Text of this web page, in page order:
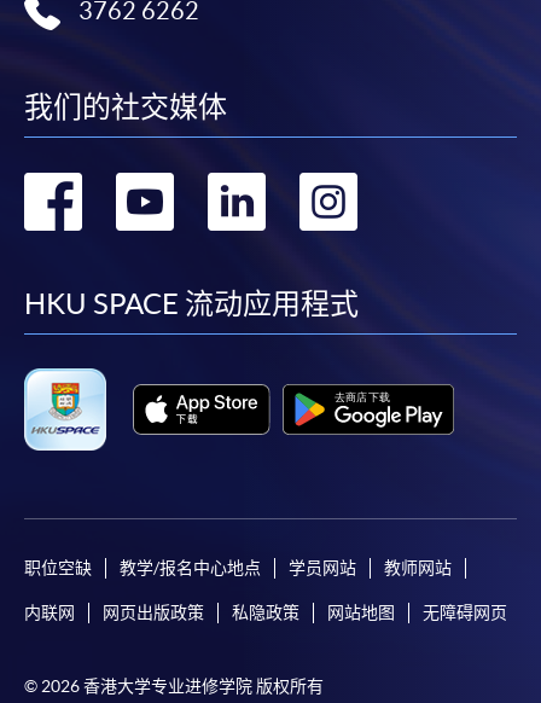
3762 6262
我们的社交媒体
转
facebook
转
youtube
转
linkedin
转
HKU SPACE 流动应用程式
职位空缺 教学/报名中心地点 学员网站 教师网站
内联网 网页出版政策 私隐政策 网站地图 无障碍网页
© 2026 香港大学专业进修学院 版权所有